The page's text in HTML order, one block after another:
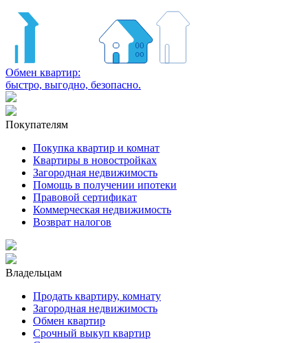
Обмен квартир:
быстро, выгодно, безопасно.
Покупателям
Покупка квартир и комнат
Квартиры в новостройках
Загородная недвижимость
Помощь в получении ипотеки
Правовой сертификат
Коммерческая недвижимость
Возврат налогов
Владельцам
Продать квартиру, комнату
Загородная недвижимость
Обмен квартир
Срочный выкуп квартир